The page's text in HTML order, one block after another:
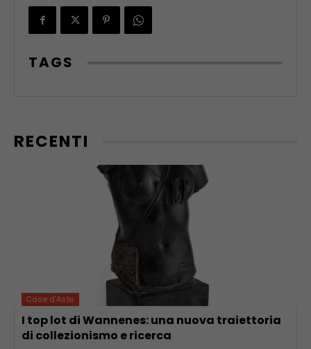
TAGS
RECENTI
Case d'Aste
I top lot di Wannenes: una nuova traiettoria
di collezionismo e ricerca